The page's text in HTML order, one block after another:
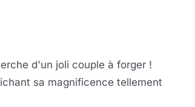
d'un joli couple à forger !
sa magnificence tellement